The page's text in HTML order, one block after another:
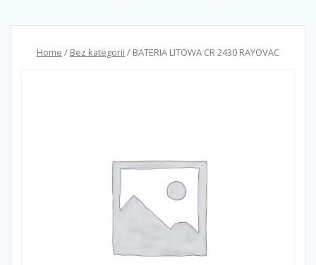
Home / Bez kategorii / BATERIA LITOWA CR 2430 RAYOVAC